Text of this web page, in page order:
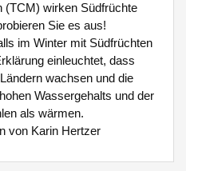
(TCM) wirken Südfrüchte
Sie es aus!
im Winter mit Südfrüchten
einleuchtet, dass
wachsen und die
Wassergehalts und der
als wärmen.
von Karin Hertzer